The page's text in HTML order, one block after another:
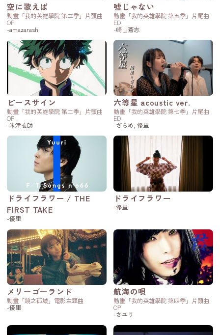
空に歌えば
動畫「我的英雄學院 第二季」片頭曲
OP
-amazarashi
嘘じゃない
動畫「我的英雄學院 第五季」片尾曲
ED
-崎山蒼志
ピースサイン
動畫「我的英雄學院 第二季」片頭曲
OP
-米津玄師
六等星 acoustic ver.
動畫「我的英雄學院 第七季」片尾曲
ED
-ざらめ, 優里
ドライフラワー / THE
FIRST TAKE
-優里
ドライフラワー
-優里
メリーゴーランド
動畫「鏡之孤城」電影主題曲
-優里
航海の唄
動畫「我的英雄學院 第四季」片頭曲
OP
-さユり